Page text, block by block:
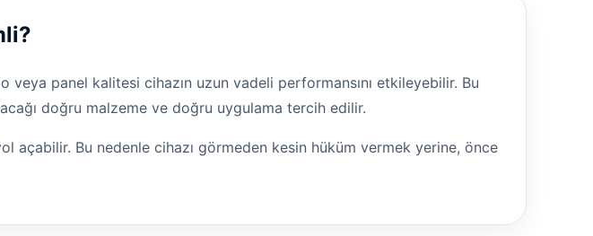
panel kalitesi cihazın uzun vadeli performansını etkileyebilir. Bu
doğru malzeme ve doğru uygulama tercih edilir.
açabilir. Bu nedenle cihazı görmeden kesin hüküm vermek yerine, önce